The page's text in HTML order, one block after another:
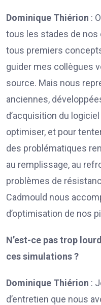
Dominique Thiérion :
tous les stades de nos
tous premiers
guider mes collègues
source. Mais nous
anciennes,
d’acquisition du
optimiser, et pour
des problématiques
au remplissage, au
problèmes de
Cadmould nous
d’optimisation de nos
N’est-ce pas trop
ces simulations ?
Dominique Thiérion :
d’entretien que nous